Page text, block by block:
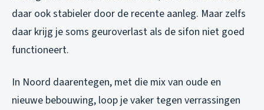
daar ook stabieler door de recente aanleg. Maar zelfs
daar krijg je soms geuroverlast als de sifon niet goed
functioneert.
In Noord daarentegen, met die mix van oude en
nieuwe bebouwing, loop je vaker tegen verrassingen